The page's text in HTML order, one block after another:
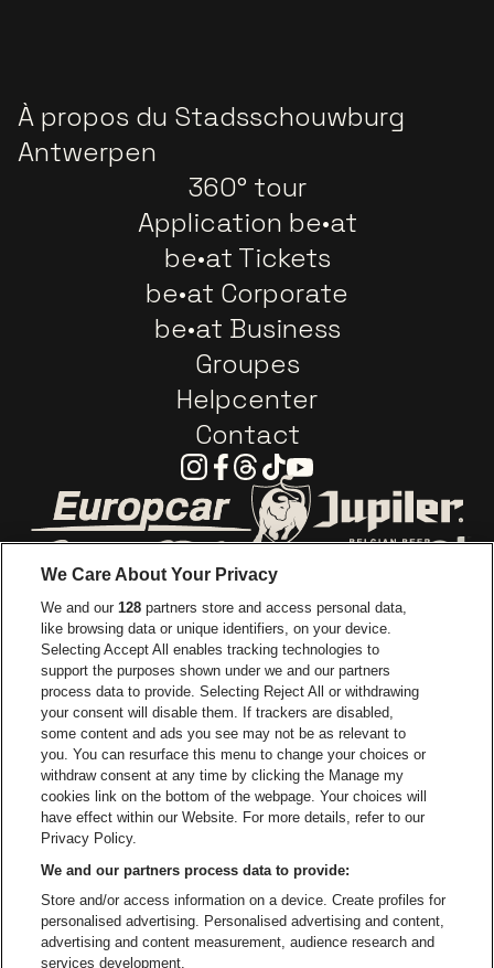
À propos du Stadsschouwburg
Antwerpen
360° tour
Application be•at
be•at Tickets
be•at Corporate
be•at Business
Groupes
Helpcenter
Contact
Instagram
Facebook
Threads
TiktokYoutube
Visitez le site de Europcar
Visitez le site de Coca-Cola
Visitez le site de Red Bull
Visitez le
Visitez le site de Champagne Pommery
Visitez le site de Le
Visitez le site de Le logo Lillet en
Visitez le site
Visitez le site de Gazet van
Visitez le site
Stadsschouwburg Antwerpen fait partie debe•at
Stadsschouwburg Antwerpen
Be-At Venues
Schijnpoortweg 119, 2170 Anvers
BTW (BE) 0461.051.688 - RPR Antwerpen
BNP Paribas Fortis - IBAN: BE93 2200 4925 0067 - BIC:
We Care About Your Privacy
We and our128 partners store and access personal data,
like browsing data or unique identifiers, on your device.
Selecting Accept All enables tracking technologies to
support the purposes shown under we and our partners
process data to provide. Selecting Reject All or withdrawing
your consent will disable them. If trackers are disabled,
some content and ads you see may not be as relevant to
you. You can resurface this menu to change your choices or
withdraw consent at any time by clicking the Manage my
cookies link on the bottom of the webpage. Your choices will
have effect within our Website. For more details, refer to our
Privacy Policy.
We and our partners process data to provide:
Store and/or access information on a device. Create profiles for
personalised advertising. Personalised advertising and content,
advertising and content measurement, audience research and
services development.